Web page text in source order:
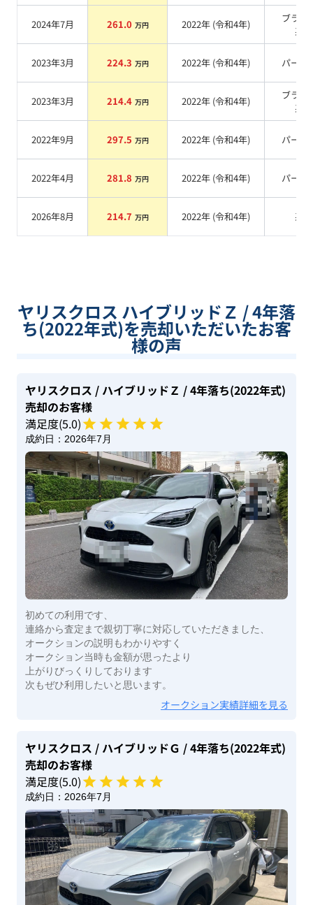
2024年7月 261.0 万円 2022年 (令和4年)
ブラッ
系
2023年3月 224.3 万円 2022年 (令和4年) パール
2023年3月 214.4 万円 2022年 (令和4年)
ブラッ
系
2022年9月 297.5 万円 2022年 (令和4年) パール
2022年4月 281.8 万円 2022年 (令和4年) パール
2026年8月 214.7 万円 2022年 (令和4年) 系
ヤリスクロス ハイブリッドＺ / 4年落
ち(2022年式)を売却いただいたお客
様の声
ヤリスクロス / ハイブリッドＺ / 4年落ち(2022年式)
売却のお客様
満足度(5.0)
成約日： 2026年7月
初めての利用です、
連絡から査定まで親切丁寧に対応していただきました、
オークションの説明もわかりやすく
オークション当時も金額が思ったより
上がりびっくりしております
次もぜひ利用したいと思います。
オークション実績詳細を見る
ヤリスクロス / ハイブリッドＧ / 4年落ち(2022年式)
売却のお客様
満足度(5.0)
成約日： 2026年7月